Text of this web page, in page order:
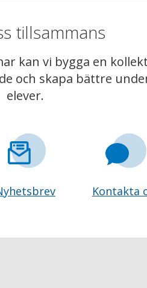
tillsammans
kan vi bygga en
och skapa bättre
elever.
Kontakta